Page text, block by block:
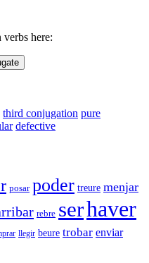
here:
third conjugation pure
defective
posar poder treure menjar
rebre serhaver
llegir beure trobar enviar